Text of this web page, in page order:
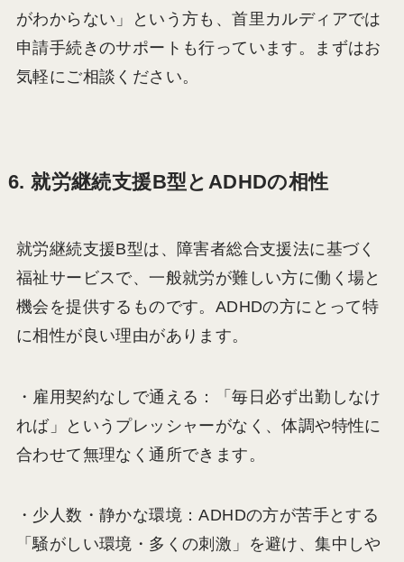
がわからない」という方も、首里カルディアでは
申請手続きのサポートも行っています。まずはお
気軽にご相談ください。
6. 就労継続支援B型とADHDの相性
就労継続支援B型は、障害者総合支援法に基づく
福祉サービスで、一般就労が難しい方に働く場と
機会を提供するものです。ADHDの方にとって特
に相性が良い理由があります。
・雇用契約なしで通える：「毎日必ず出勤しなけ
れば」というプレッシャーがなく、体調や特性に
合わせて無理なく通所できます。
・少人数・静かな環境：ADHDの方が苦手とする
「騒がしい環境・多くの刺激」を避け、集中しや